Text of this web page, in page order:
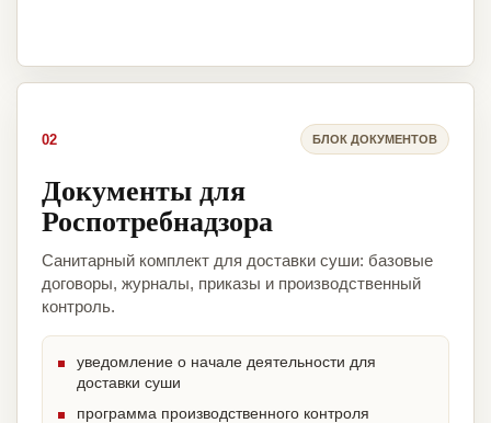
02 БЛОК ДОКУМЕНТОВ
Документы для
Роспотребнадзора
Санитарный комплект для доставки суши: базовые
договоры, журналы, приказы и производственный
контроль.
уведомление о начале деятельности для
доставки суши
программа производственного контроля